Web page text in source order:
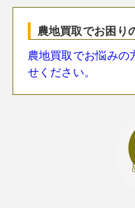
農地買取でお困り
農地買取でお悩み
せください。